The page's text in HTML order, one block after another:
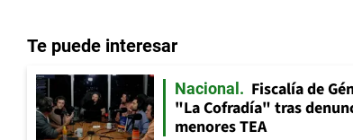
Te puede interesar
Nacional
Fiscalía de
"La Cofradía" tras
menores TEA